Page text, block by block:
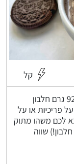
קל
ממרח אוראו חלבון ללא תוספת סוכר - כ-92 גרם חלבון
על פריכיות או על
לכם משהו מתוק
שווה